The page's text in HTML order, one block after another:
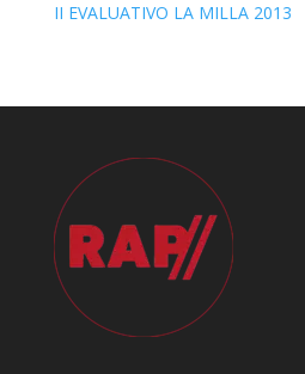
II EVALUATIVO LA MILLA 2013